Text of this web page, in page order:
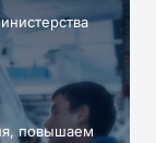
повышаем